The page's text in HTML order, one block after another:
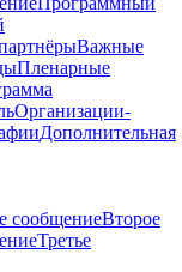
Важные
Пленарные
Организации-
Дополнительная
сообщениеВторое
Третье